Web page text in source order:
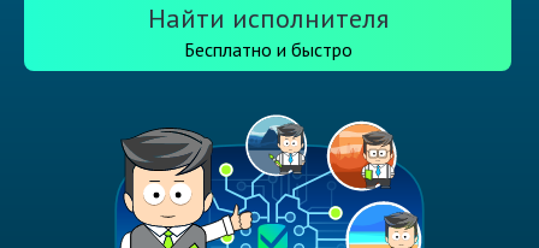
Найти исполнителя
Бесплатно и быстро